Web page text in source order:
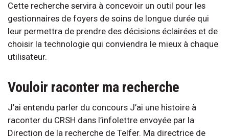
Cette recherche servira à concevoir un outil pour les
gestionnaires de foyers de soins de longue durée qui
leur permettra de prendre des décisions éclairées et de
choisir la technologie qui conviendra le mieux à chaque
utilisateur.
Vouloir raconter ma recherche
J’ai entendu parler du concours J’ai une histoire à
raconter du CRSH dans l’infolettre envoyée par la
Direction de la recherche de Telfer. Ma directrice de